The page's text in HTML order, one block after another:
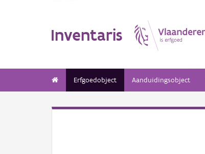
Inventaris
Erfgoedobject Aanduidingsobject